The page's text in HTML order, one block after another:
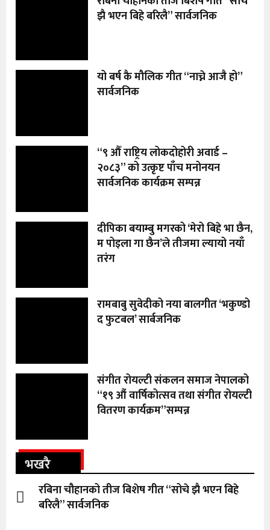
झै भएन बिहे बरिलै” सार्वजनिक
यो बर्ष कै मौलिक गीत “नाच्ने आजै हो”
सार्वजनिक
“९ औँ राष्ट्रिय लोकदोहोरी अवार्ड –
२०८३” को उत्कृष्ट पाँच मनोनयन
सार्वजनिक कार्यक्रम सम्पन्न
दीपिका बयाम्बु मगरको ‘मेरो बिहे भा छैन,
म पोइला गा छैन’ले तीजमा ल्यायो नयाँ
तरंग
रामबाबु सुवेदीको नया बालगीत ‘भकुण्डो
द फुटबल’ सार्बजनिक
संगीत रोयल्टी संकलन समाज नेपालको
“१९ औं वार्षिकोत्सव तथा संगीत रोयल्टी
वितरण कार्यक्रम”सम्पन्न
भखरै
रबिना चौहानको तीज बिशेष गीत “सोचे झै भएन बिहे
बरिलै” सार्वजनिक